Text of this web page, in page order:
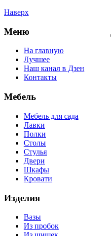
Наверх
Меню
На главную
Лучшее
Наш канал в Дзен
Контакты
Мебель
Мебель для сада
Лавки
Полки
Столы
Стулья
Двери
Шкафы
Кровати
Изделия
Вазы
Из пробок